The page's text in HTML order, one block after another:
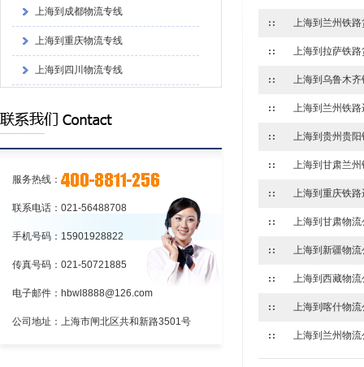
上海到重庆物流专线
上海到四川物流专线
上海到江苏物流:铁路货物托运和承运
运的程序
单和运单上海到江苏物流:铁路货物托运和承运
服务热线：
联系电话：021-56488708
手机号码：15901928822
传真号码：021-50721885
电子邮件：hbwl8888@126.com
公司地址：上海市闸北区共和新路3501号